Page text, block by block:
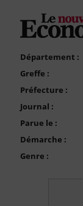
FAQ
Compte PRO
Département :
Greffe :
Préfecture :
Journal :
Parue le :
Démarche :
Genre :